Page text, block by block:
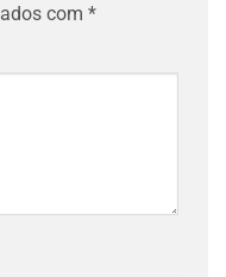
com *